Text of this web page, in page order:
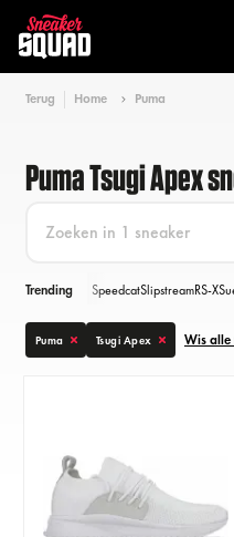
Terug Home Puma
Puma Tsugi Apex
Trending SpeedcatSlipstreamRS-X
Puma Tsugi Apex Wis alle